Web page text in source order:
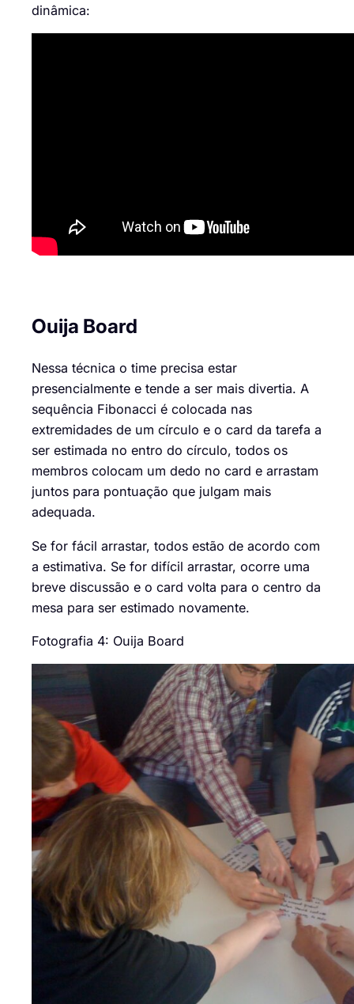
dinâmica:
Ouija Board
Nessa técnica o time precisa estar
presencialmente e tende a ser mais divertia. A
sequência Fibonacci é colocada nas
extremidades de um círculo e o card da tarefa a
ser estimada no entro do círculo, todos os
membros colocam um dedo no card e arrastam
juntos para pontuação que julgam mais
adequada.
Se for fácil arrastar, todos estão de acordo com
a estimativa. Se for difícil arrastar, ocorre uma
breve discussão e o card volta para o centro da
mesa para ser estimado novamente.
Fotografia 4: Ouija Board